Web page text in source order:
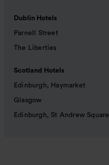
Dublin Hotels
Parnell Street
The Liberties
Scotland Hotels
Edinburgh, Haymarket
Glasgow
Edinburgh, St Andrew Square